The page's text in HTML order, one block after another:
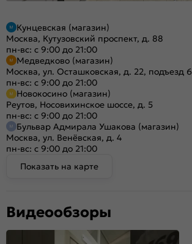
Кунцевская (магазин)
Москва, Кутузовский проспект, д. 88
пн-вс: с 9:00 до 21:00
Медведково (магазин)
Москва, ул. Осташковская, д. 22, подъезд 6
пн-вс: с 9:00 до 21:00
Новокосино (магазин)
Реутов, Носовихинское шоссе, д. 5
пн-вс: с 9:00 до 21:00
Бульвар Адмирала Ушакова (магазин)
Москва, ул. Венёвская, д. 4
пн-вс: с 9:00 до 21:00
Показать на карте
Видеообзоры